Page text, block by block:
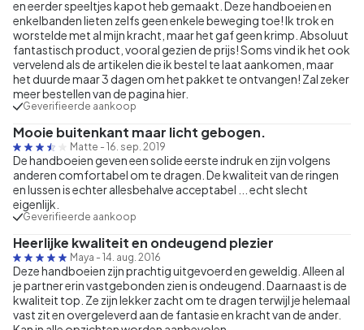
en eerder speeltjes kapot heb gemaakt. Deze handboeien en
enkelbanden lieten zelfs geen enkele beweging toe! Ik trok en
worstelde met al mijn kracht, maar het gaf geen krimp. Absoluut
fantastisch product, vooral gezien de prijs! Soms vind ik het ook
vervelend als de artikelen die ik bestel te laat aankomen, maar
het duurde maar 3 dagen om het pakket te ontvangen! Zal zeker
meer bestellen van de pagina hier.
Geverifieerde aankoop
Mooie buitenkant maar licht gebogen.
Matte - 16. sep. 2019
De handboeien geven een solide eerste indruk en zijn volgens
anderen comfortabel om te dragen. De kwaliteit van de ringen
en lussen is echter allesbehalve acceptabel ... echt slecht
eigenlijk.
Geverifieerde aankoop
Heerlijke kwaliteit en ondeugend plezier
Maya - 14. aug. 2016
Deze handboeien zijn prachtig uitgevoerd en geweldig. Alleen al
je partner erin vastgebonden zien is ondeugend. Daarnaast is de
kwaliteit top. Ze zijn lekker zacht om te dragen terwijl je helemaal
vast zit en overgeleverd aan de fantasie en kracht van de ander.